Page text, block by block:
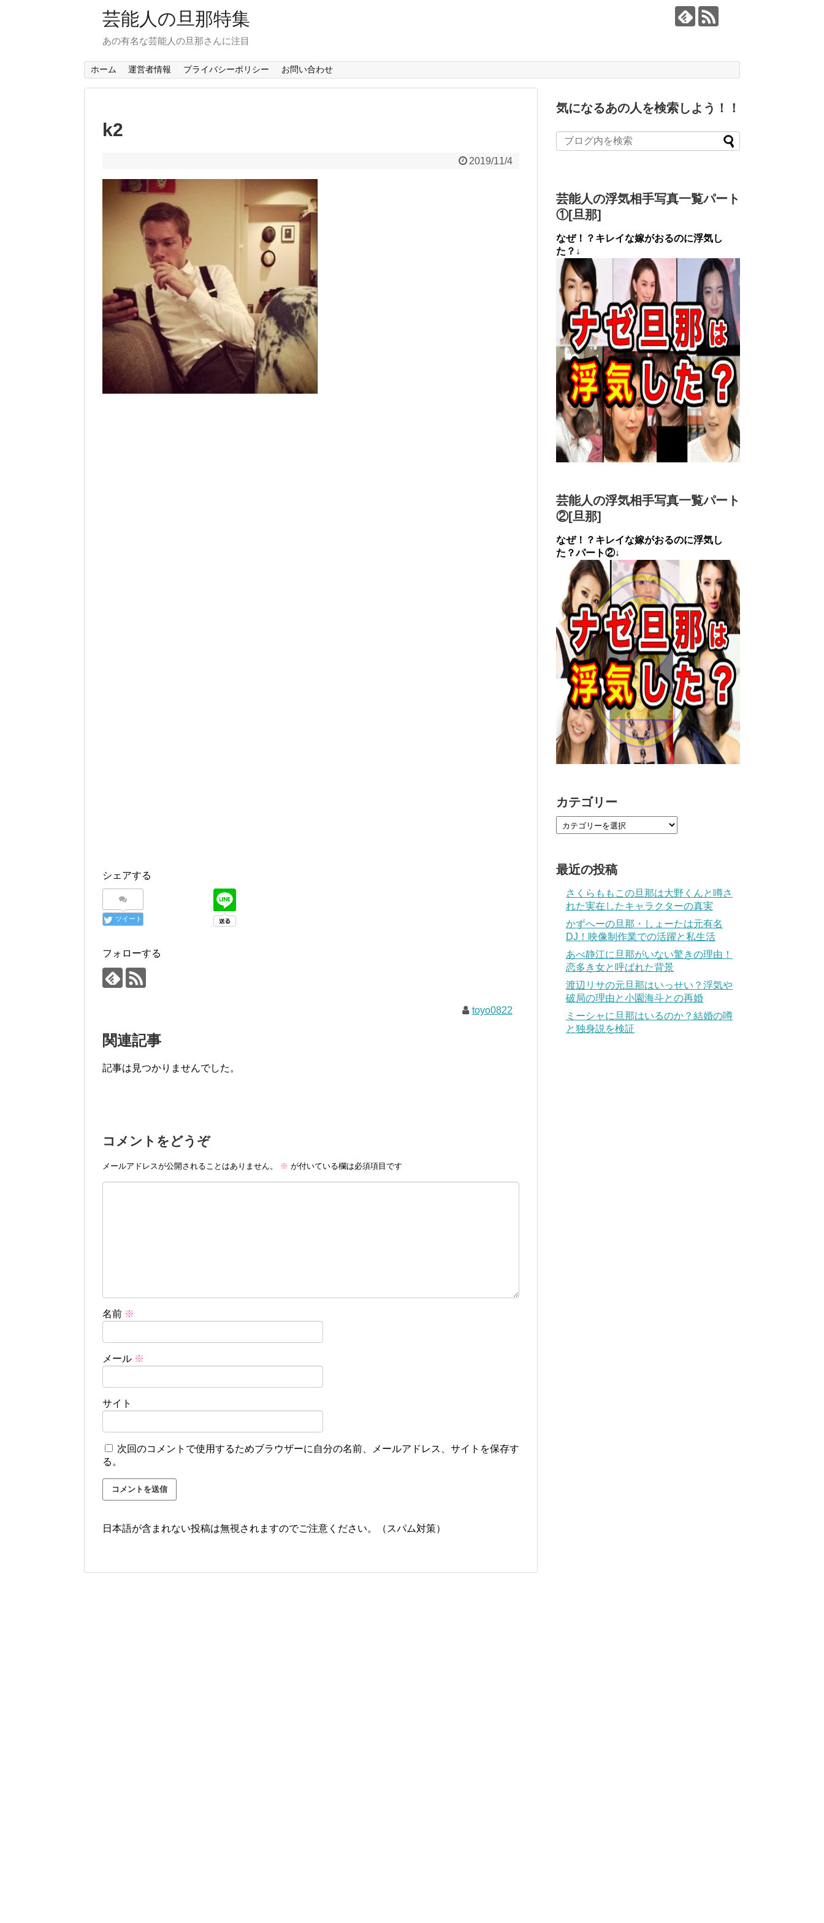
芸能人の旦那特集
あの有名な芸能人の旦那さんに注目
ホーム 運営者情報 プライバシーポリシー お問い合わせ
k2
2019/11/4
シェアする
ツイート
フォローする
toyo0822
関連記事
記事は見つかりませんでした。
コメントをどうぞ
メールアドレスが公開されることはありません。 ※ が付いている欄は必須項目です
名前 ※
メール ※
サイト
次回のコメントで使用するためブラウザーに自分の名前、メールアドレス、サイトを保存す
る。
日本語が含まれない投稿は無視されますのでご注意ください。（スパム対策）
気になるあの人を検索しよう！！
芸能人の浮気相手写真一覧パート
①[旦那]
なぜ！？キレイな嫁がおるのに浮気し
た？↓
芸能人の浮気相手写真一覧パート
②[旦那]
なぜ！？キレイな嫁がおるのに浮気し
た？パート②↓
カテゴリー
最近の投稿
さくらももこの旦那は大野くんと噂さ
れた実在したキャラクターの真実
かずへーの旦那・しょーたは元有名
DJ！映像制作業での活躍と私生活
あべ静江に旦那がいない驚きの理由！
恋多き女と呼ばれた背景
渡辺リサの元旦那はいっせい？浮気や
破局の理由と小園海斗との再婚
ミーシャに旦那はいるのか？結婚の噂
と独身説を検証